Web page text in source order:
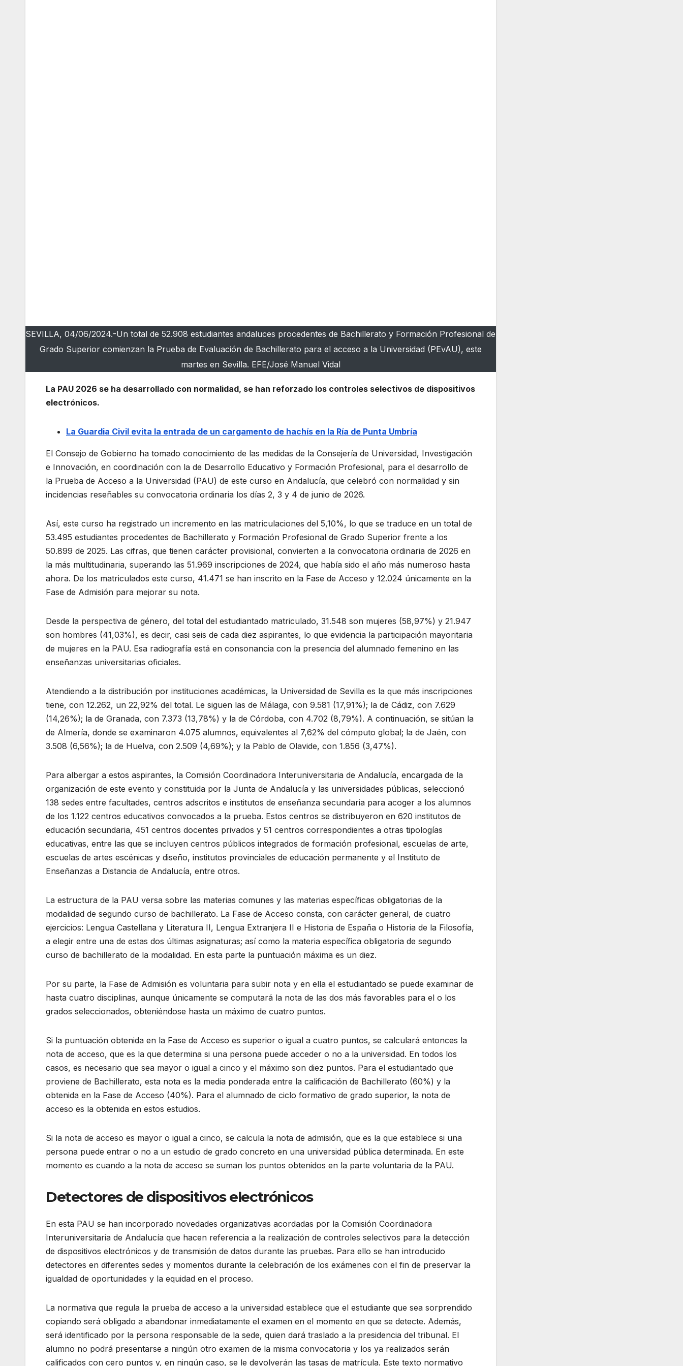
SEVILLA, 04/06/2024.-Un total de 52.908 estudiantes andaluces procedentes de Bachillerato y Formación Profesional de
Grado Superior comienzan la Prueba de Evaluación de Bachillerato para el acceso a la Universidad (PEvAU), este
martes en Sevilla. EFE/José Manuel Vidal
La PAU 2026 se ha desarrollado con normalidad, se han reforzado los controles selectivos de dispositivos
electrónicos.
La Guardia Civil evita la entrada de un cargamento de hachís en la Ría de Punta Umbría
El Consejo de Gobierno ha tomado conocimiento de las medidas de la Consejería de Universidad, Investigación
e Innovación, en coordinación con la de Desarrollo Educativo y Formación Profesional, para el desarrollo de
la Prueba de Acceso a la Universidad (PAU) de este curso en Andalucía, que celebró con normalidad y sin
incidencias reseñables su convocatoria ordinaria los días 2, 3 y 4 de junio de 2026.
Así, este curso ha registrado un incremento en las matriculaciones del 5,10%, lo que se traduce en un total de
53.495 estudiantes procedentes de Bachillerato y Formación Profesional de Grado Superior frente a los
50.899 de 2025. Las cifras, que tienen carácter provisional, convierten a la convocatoria ordinaria de 2026 en
la más multitudinaria, superando las 51.969 inscripciones de 2024, que había sido el año más numeroso hasta
ahora. De los matriculados este curso, 41.471 se han inscrito en la Fase de Acceso y 12.024 únicamente en la
Fase de Admisión para mejorar su nota.
Desde la perspectiva de género, del total del estudiantado matriculado, 31.548 son mujeres (58,97%) y 21.947
son hombres (41,03%), es decir, casi seis de cada diez aspirantes, lo que evidencia la participación mayoritaria
de mujeres en la PAU. Esa radiografía está en consonancia con la presencia del alumnado femenino en las
enseñanzas universitarias oficiales.
Atendiendo a la distribución por instituciones académicas, la Universidad de Sevilla es la que más inscripciones
tiene, con 12.262, un 22,92% del total. Le siguen las de Málaga, con 9.581 (17,91%); la de Cádiz, con 7.629
(14,26%); la de Granada, con 7.373 (13,78%) y la de Córdoba, con 4.702 (8,79%). A continuación, se sitúan la
de Almería, donde se examinaron 4.075 alumnos, equivalentes al 7,62% del cómputo global; la de Jaén, con
3.508 (6,56%); la de Huelva, con 2.509 (4,69%); y la Pablo de Olavide, con 1.856 (3,47%).
Para albergar a estos aspirantes, la Comisión Coordinadora Interuniversitaria de Andalucía, encargada de la
organización de este evento y constituida por la Junta de Andalucía y las universidades públicas, seleccionó
138 sedes entre facultades, centros adscritos e institutos de enseñanza secundaria para acoger a los alumnos
de los 1.122 centros educativos convocados a la prueba. Estos centros se distribuyeron en 620 institutos de
educación secundaria, 451 centros docentes privados y 51 centros correspondientes a otras tipologías
educativas, entre las que se incluyen centros públicos integrados de formación profesional, escuelas de arte,
escuelas de artes escénicas y diseño, institutos provinciales de educación permanente y el Instituto de
Enseñanzas a Distancia de Andalucía, entre otros.
La estructura de la PAU versa sobre las materias comunes y las materias específicas obligatorias de la
modalidad de segundo curso de bachillerato. La Fase de Acceso consta, con carácter general, de cuatro
ejercicios: Lengua Castellana y Literatura II, Lengua Extranjera II e Historia de España o Historia de la Filosofía,
a elegir entre una de estas dos últimas asignaturas; así como la materia específica obligatoria de segundo
curso de bachillerato de la modalidad. En esta parte la puntuación máxima es un diez.
Por su parte, la Fase de Admisión es voluntaria para subir nota y en ella el estudiantado se puede examinar de
hasta cuatro disciplinas, aunque únicamente se computará la nota de las dos más favorables para el o los
grados seleccionados, obteniéndose hasta un máximo de cuatro puntos.
Si la puntuación obtenida en la Fase de Acceso es superior o igual a cuatro puntos, se calculará entonces la
nota de acceso, que es la que determina si una persona puede acceder o no a la universidad. En todos los
casos, es necesario que sea mayor o igual a cinco y el máximo son diez puntos. Para el estudiantado que
proviene de Bachillerato, esta nota es la media ponderada entre la calificación de Bachillerato (60%) y la
obtenida en la Fase de Acceso (40%). Para el alumnado de ciclo formativo de grado superior, la nota de
acceso es la obtenida en estos estudios.
Si la nota de acceso es mayor o igual a cinco, se calcula la nota de admisión, que es la que establece si una
persona puede entrar o no a un estudio de grado concreto en una universidad pública determinada. En este
momento es cuando a la nota de acceso se suman los puntos obtenidos en la parte voluntaria de la PAU.
Detectores de dispositivos electrónicos
En esta PAU se han incorporado novedades organizativas acordadas por la Comisión Coordinadora
Interuniversitaria de Andalucía que hacen referencia a la realización de controles selectivos para la detección
de dispositivos electrónicos y de transmisión de datos durante las pruebas. Para ello se han introducido
detectores en diferentes sedes y momentos durante la celebración de los exámenes con el fin de preservar la
igualdad de oportunidades y la equidad en el proceso.
La normativa que regula la prueba de acceso a la universidad establece que el estudiante que sea sorprendido
copiando será obligado a abandonar inmediatamente el examen en el momento en que se detecte. Además,
será identificado por la persona responsable de la sede, quien dará traslado a la presidencia del tribunal. El
alumno no podrá presentarse a ningún otro examen de la misma convocatoria y los ya realizados serán
calificados con cero puntos y, en ningún caso, se le devolverán las tasas de matrícula. Este texto normativo